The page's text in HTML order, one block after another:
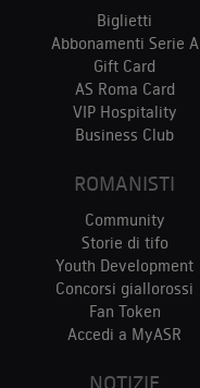
Biglietti
Abbonamenti Serie A
Gift Card
AS Roma Card
VIP Hospitality
Business Club
ROMANISTI
Community
Storie di tifo
Youth Development
Concorsi giallorossi
Fan Token
Accedi a MyASR